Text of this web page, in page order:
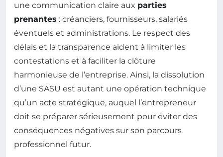
une communication claire aux parties
prenantes : créanciers, fournisseurs, salariés
éventuels et administrations. Le respect des
délais et la transparence aident à limiter les
contestations et à faciliter la clôture
harmonieuse de l’entreprise. Ainsi, la dissolution
d’une SASU est autant une opération technique
qu’un acte stratégique, auquel l’entrepreneur
doit se préparer sérieusement pour éviter des
conséquences négatives sur son parcours
professionnel futur.